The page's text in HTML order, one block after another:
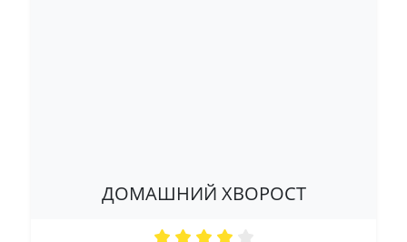
ДОМАШНИЙ ХВОРОСТ